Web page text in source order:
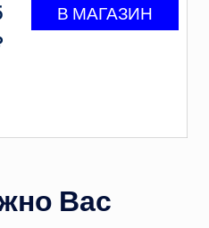
Вас